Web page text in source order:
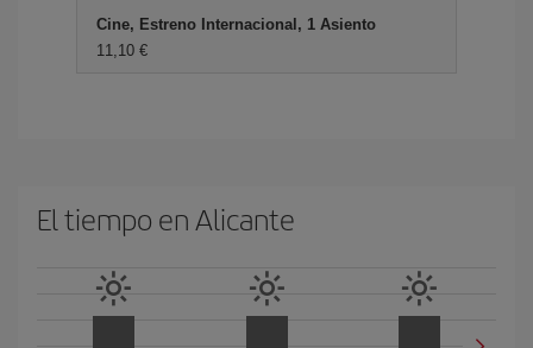
Cine, Estreno Internacional, 1 Asiento
11,10 €
El tiempo en Alicante